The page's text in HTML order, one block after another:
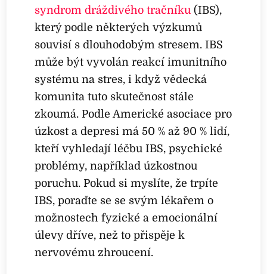
syndrom dráždivého tračníku (IBS),
který podle některých výzkumů
souvisí s dlouhodobým stresem. IBS
může být vyvolán reakcí imunitního
systému na stres, i když vědecká
komunita tuto skutečnost stále
zkoumá. Podle Americké asociace pro
úzkost a depresi má 50 % až 90 % lidí,
kteří vyhledají léčbu IBS, psychické
problémy, například úzkostnou
poruchu. Pokud si myslíte, že trpíte
IBS, poraďte se se svým lékařem o
možnostech fyzické a emocionální
úlevy dříve, než to přispěje k
nervovému zhroucení.